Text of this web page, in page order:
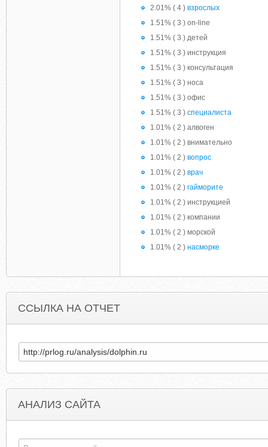
2.01% ( 4 ) взрослых
1.51% ( 3 ) on-line
1.51% ( 3 ) детей
1.51% ( 3 ) инструкция
1.51% ( 3 ) консультация
1.51% ( 3 ) носа
1.51% ( 3 ) офис
1.51% ( 3 ) специалиста
1.01% ( 2 ) алвоген
1.01% ( 2 ) внимательно
1.01% ( 2 ) вопрос
1.01% ( 2 ) врач
1.01% ( 2 ) гайморите
1.01% ( 2 ) инструкцией
1.01% ( 2 ) компании
1.01% ( 2 ) морской
1.01% ( 2 ) насморке
ССЫЛКА НА ОТЧЕТ
АНАЛИЗ САЙТА